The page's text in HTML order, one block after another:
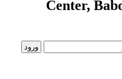
Center,